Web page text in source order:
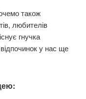
також
любителів
гнучка
у нас ще